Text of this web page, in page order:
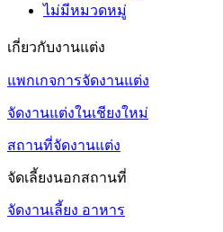
ไม่มีหมวดหมู่
เกี่ยวกับงานแต่ง
แพกเกจการจัดงานแต่ง
จัดงานแต่งในเชียงใหม่
สถานที่จัดงานแต่ง
จัดเลี้ยงนอกสถานที่
จัดงานเลี้ยง อาหาร